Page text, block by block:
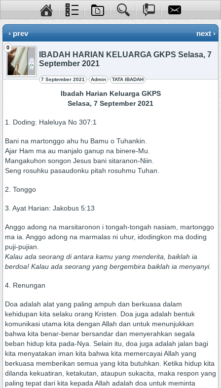
‹ prev next ›
0
IBADAH HARIAN KELUARGA GKPS Selasa, 7
September 2021
7 September 2021 Admin TATA IBADAH
Ibadah Harian Keluarga GKPS
Selasa, 7 September 2021
1. Doding: Haleluya No 307:1
Bani na martonggo ahu hu Bamu o Tuhankin.
Ajar Ham ma au manjalo ganup na binere-Mu.
Mangakuhon songon Jesus bani sitaranon-Niin.
Seng rosuhku pasaudonku pitah rosuhmu Tuhan.
2. Tonggo
3. Ayat Harian: Jakobus 5:13
Anggo adong na marsitaronon i tongah-tongah nasiam, martonggo
ma ia. Anggo adong na marmalas ni uhur, idodingkon ma doding
puji-pujian.
Kalau ada seorang di antara kamu yang menderita, baiklah ia
berdoa! Kalau ada seorang yang bergembira baiklah ia menyanyi.
4. Renungan
Doa adalah alat yang paling ampuh dan berkuasa dalam
kehidupan kita selaku orang Kristen. Doa juga adalah bentuk
komunikasi utama kita dengan Allah dan untuk menunjukkan
bahwa kita benar-benar bersandar dan menyerahkan segala
beban hidup kita pada-Nya. Selain itu, doa juga adalah jalan bagi
kita menyatakan iman kita bahwa kita memercayai Allah yang
berkuasa memberikan semua yang kita butuhkan. Ketika hidup kita
dilanda kekuatiran, ketakutan, ataupun sukacita, maka respon yang
paling tepat dari kita kepada Allah adalah doa untuk meminta